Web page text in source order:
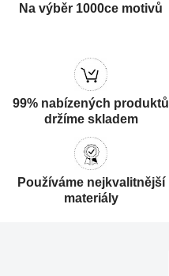
Na výběr 1000ce motivů
99% nabízených produktů
držíme skladem
Používáme nejkvalitnější
materiály